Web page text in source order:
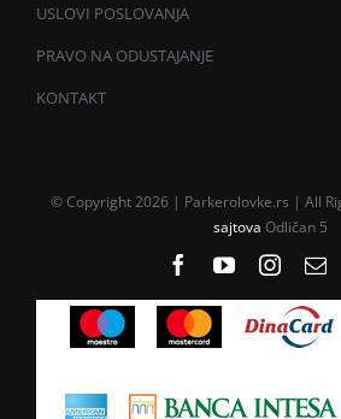
USLOVI POSLOVANJA
PRAVO NA ODUSTAJANJE
KONTAKT
© Copyright 2026 | Parkerolovke.rs | All
sajtova Odličan 5